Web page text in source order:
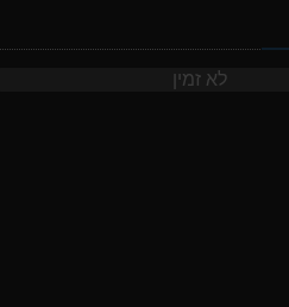
לא זמין